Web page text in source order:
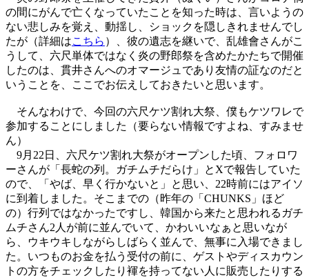
の間にがんで亡くなっていたことを知った時は、言いようの
ない悲しみを覚え、動揺し、ショックを隠しきれませんでし
たが（詳細はこちら ）、彼の遺志を継いで、乱雄會さんがこ
うして、六尺単体ではなく炎の野郎祭を含めたかたちで開催
したのは、貫井さんへのオマージュであり友情の証なのだと
いうことを、ここでお伝えしておきたいと思います。
そんなわけで、今回の六尺ケツ割れ大祭、僕もケツワレで
参加することにしました（要らない情報ですよね、すみませ
ん）
9月22日、六尺ケツ割れ大祭がオープンした頃、フォロワ
ーさんが「長蛇の列。ガチムチだらけ」とXで報告していた
ので、「やば、早く行かないと」と思い、22時前にはアイソ
に到着しました。そこまでの（昨年の「CHUNKS」ほど
の）行列ではなかったですし、韓国から来たと思われるガチ
ムチさん2人が前に並んでいて、かわいいなぁと思いなが
ら、ウキウキしながらしばらく並んで、無事に入場できまし
た。いつものお金を払う受付の前に、ゲストやディスカウン
トの方をチェックしたり褌を持ってない人に販売したりする